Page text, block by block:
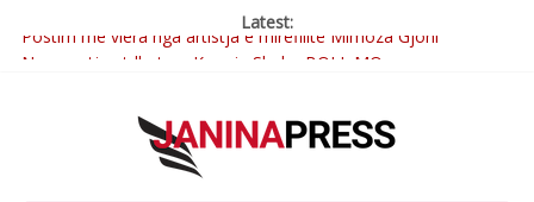
Latest:
Postim me vlera nga artistja e mirëfilltë Mimoza Gjoni
Nga poetja atdhetare Kumrie Shala -BOLL MO
Çlirimtari Mentor Mushkolaj nderohet me mirenjohje nga
Xhevdet Qeriqi Dega e invalidëve në Fushë Kosovë